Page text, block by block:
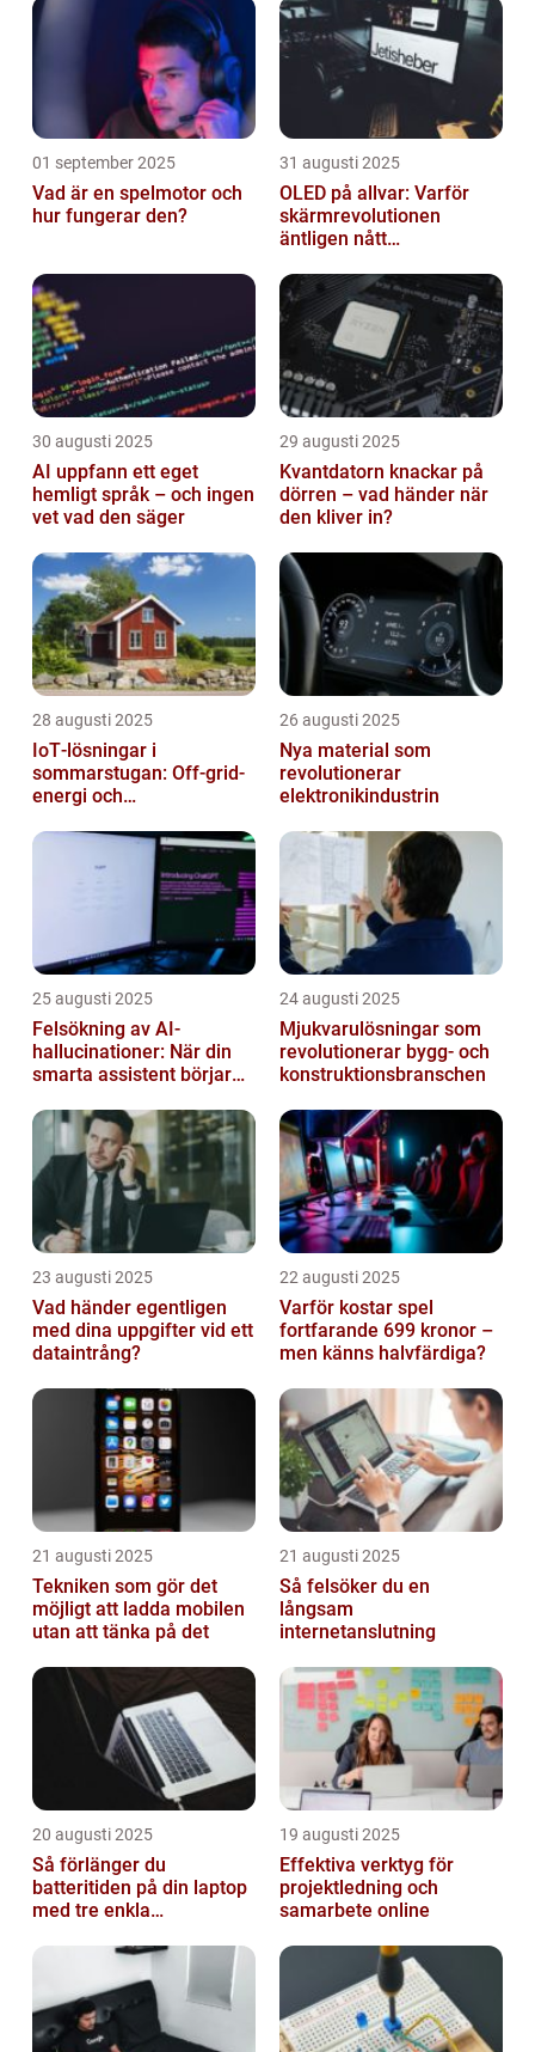
01 september 2025
Vad är en spelmotor och
hur fungerar den?
31 augusti 2025
OLED på allvar: Varför
skärmrevolutionen
äntligen nått
30 augusti 2025
AI uppfann ett eget
hemligt språk – och ingen
vet vad den säger
29 augusti 2025
Kvantdatorn knackar på
dörren – vad händer när
den kliver in?
28 augusti 2025
IoT‑lösningar i
sommarstugan: Off‑grid-
energi och
26 augusti 2025
Nya material som
revolutionerar
elektronikindustrin
25 augusti 2025
Felsökning av AI-
hallucinationer: När din
smarta assistent börjar
24 augusti 2025
Mjukvarulösningar som
revolutionerar bygg- och
konstruktionsbranschen
23 augusti 2025
Vad händer egentligen
med dina uppgifter vid ett
dataintrång?
22 augusti 2025
Varför kostar spel
fortfarande 699 kronor –
men känns halvfärdiga?
21 augusti 2025
Tekniken som gör det
möjligt att ladda mobilen
utan att tänka på det
21 augusti 2025
Så felsöker du en
långsam
internetanslutning
20 augusti 2025
Så förlänger du
batteritiden på din laptop
med tre enkla
19 augusti 2025
Effektiva verktyg för
projektledning och
samarbete online